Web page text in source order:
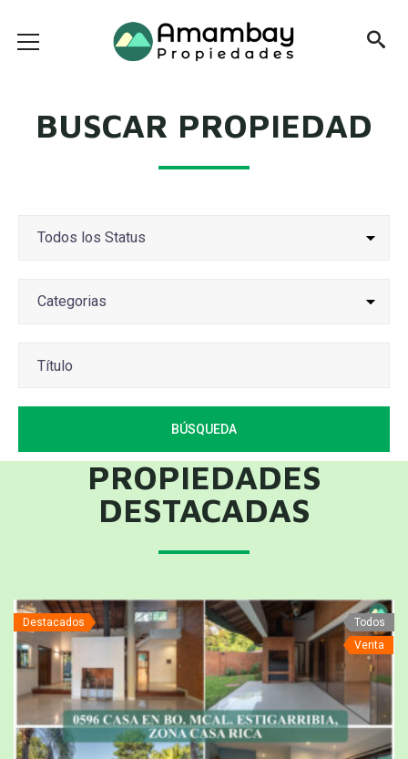
BUSCAR PROPIEDAD
BÚSQUEDA
PROPIEDADES
DESTACADAS
Destacados
Todos
Venta